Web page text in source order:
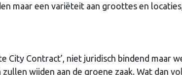
maar een variëteit aan groottes en
City Contract’, niet juridisch bindend maar
wijden aan de groene zaak. Wat dan